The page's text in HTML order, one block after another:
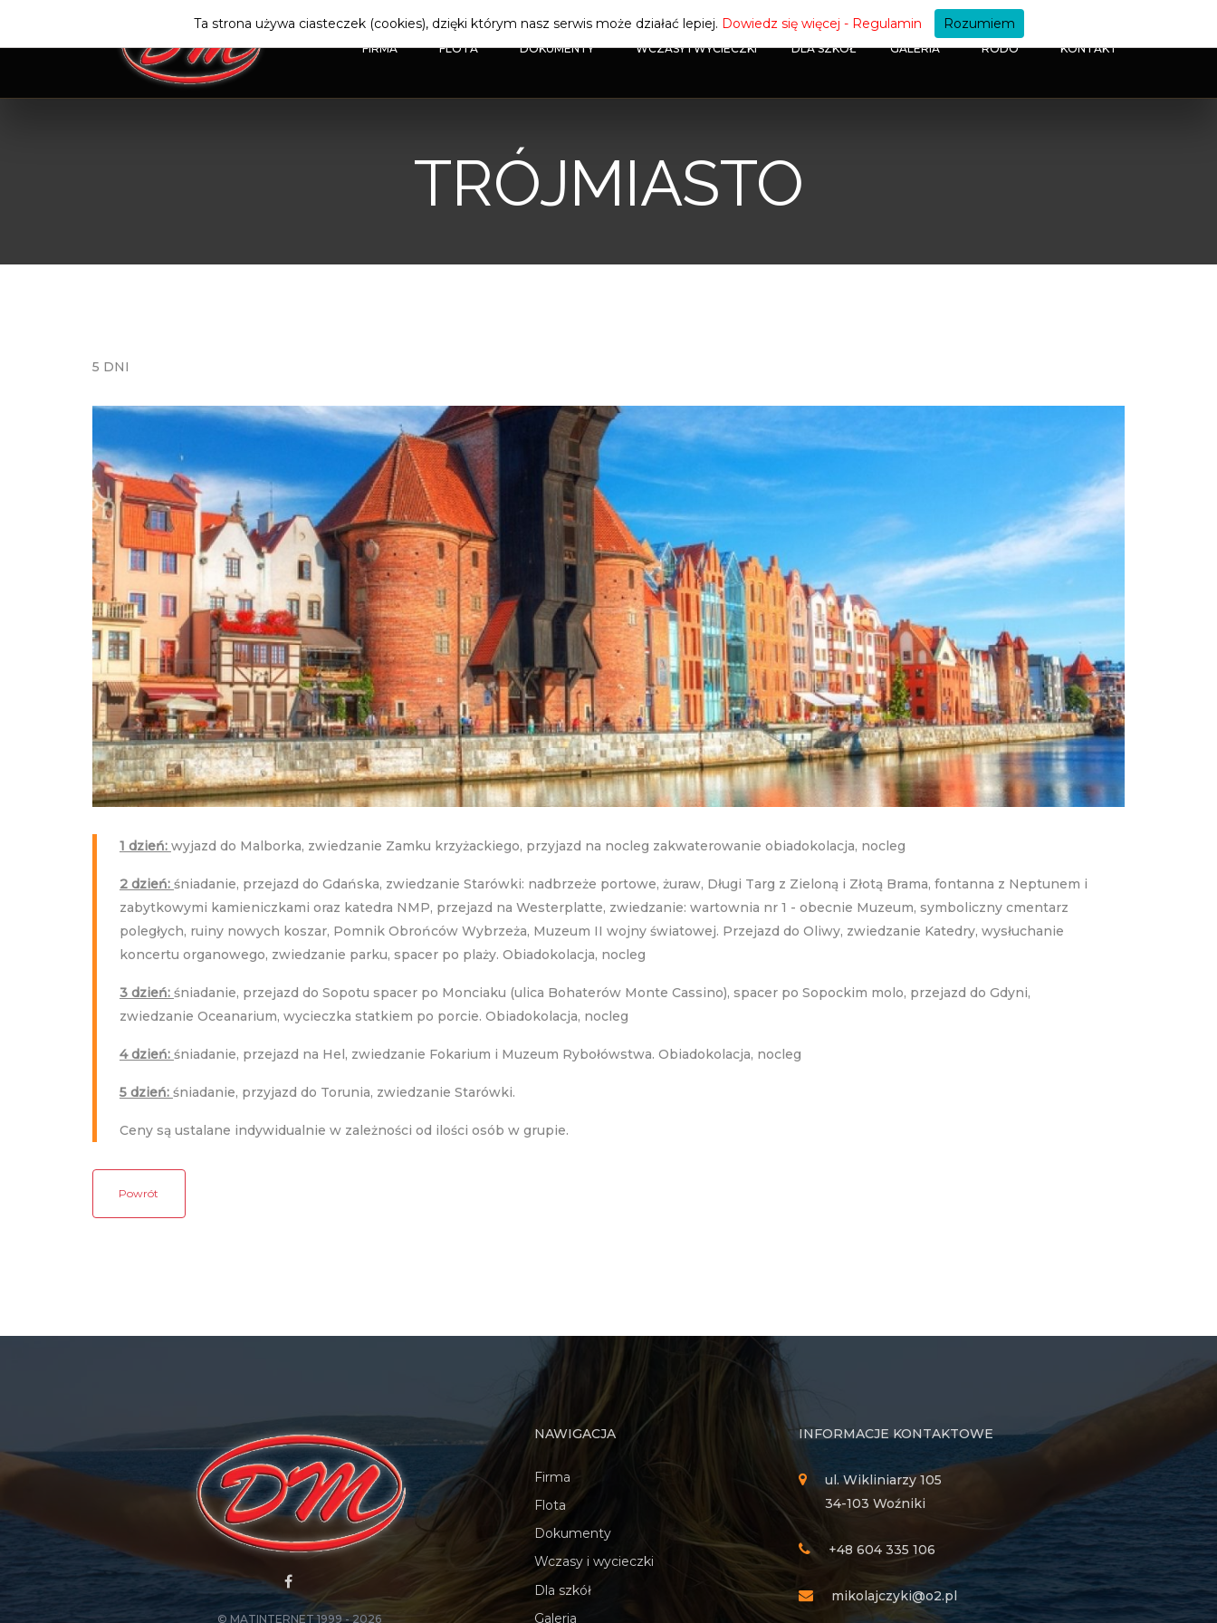
FIRMA FLOTA DOKUMENTY WCZASY I WYCIECZKI DLA SZKÓŁ GALERIA RODO KONTAKT
TRÓJMIASTO
5 DNI
1 dzień: wyjazd do Malborka, zwiedzanie Zamku krzyżackiego, przyjazd na nocleg zakwaterowanie obiadokolacja, nocleg
2 dzień: śniadanie, przejazd do Gdańska, zwiedzanie Starówki: nadbrzeże portowe, żuraw, Długi Targ z Zieloną i Złotą Brama, fontanna z Neptunem i
zabytkowymi kamieniczkami oraz katedra NMP, przejazd na Westerplatte, zwiedzanie: wartownia nr 1 - obecnie Muzeum, symboliczny cmentarz
poległych, ruiny nowych koszar, Pomnik Obrońców Wybrzeża, Muzeum II wojny światowej. Przejazd do Oliwy, zwiedzanie Katedry, wysłuchanie
koncertu organowego, zwiedzanie parku, spacer po plaży. Obiadokolacja, nocleg
3 dzień: śniadanie, przejazd do Sopotu spacer po Monciaku (ulica Bohaterów Monte Cassino), spacer po Sopockim molo, przejazd do Gdyni,
zwiedzanie Oceanarium, wycieczka statkiem po porcie. Obiadokolacja, nocleg
4 dzień: śniadanie, przejazd na Hel, zwiedzanie Fokarium i Muzeum Rybołówstwa. Obiadokolacja, nocleg
5 dzień: śniadanie, przyjazd do Torunia, zwiedzanie Starówki.
Ceny są ustalane indywidualnie w zależności od ilości osób w grupie.
Powrót
© MATINTERNET 1999 - 2026
NAWIGACJA
Firma
Flota
Dokumenty
Wczasy i wycieczki
Dla szkół
Galeria
INFORMACJE KONTAKTOWE
ul. Wikliniarzy 105
34-103 Woźniki
+48 604 335 106
mikolajczyki@o2.pl
Ta strona używa ciasteczek (cookies), dzięki którym nasz serwis może działać lepiej. Dowiedz się więcej - Regulamin Rozumiem